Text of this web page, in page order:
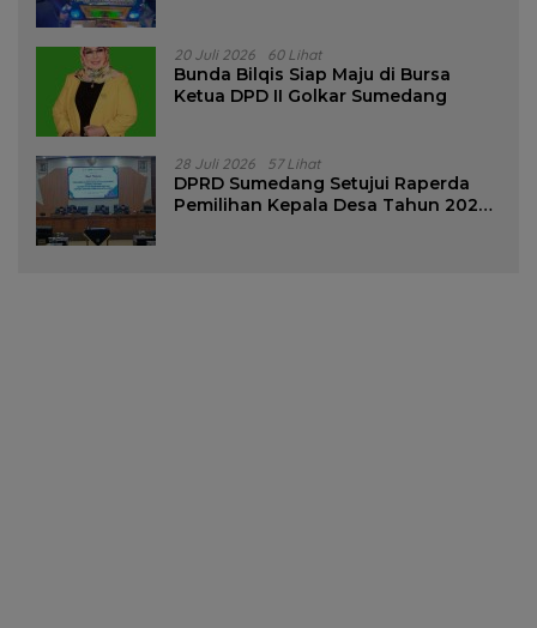
20 Juli 2026 60 Lihat
Bunda Bilqis Siap Maju di Bursa
Ketua DPD II Golkar Sumedang
28 Juli 2026 57 Lihat
DPRD Sumedang Setujui Raperda
Pemilihan Kepala Desa Tahun 2026